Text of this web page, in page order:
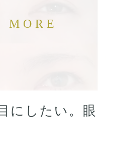
にしたい。眼